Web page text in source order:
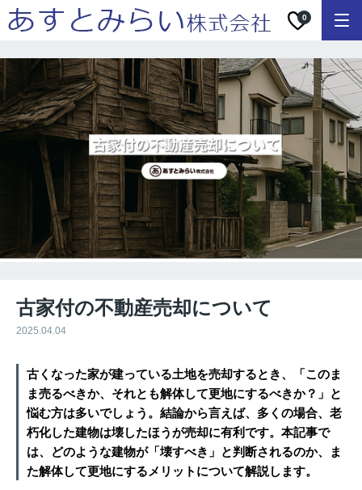
0
古家付の不動産売却について
2025.04.04
古くなった家が建っている土地を売却するとき、「このま
ま売るべきか、それとも解体して更地にするべきか？」と
悩む方は多いでしょう。結論から言えば、多くの場合、老
朽化した建物は壊したほうが売却に有利です。本記事で
は、どのような建物が「壊すべき」と判断されるのか、ま
た解体して更地にするメリットについて解説します。